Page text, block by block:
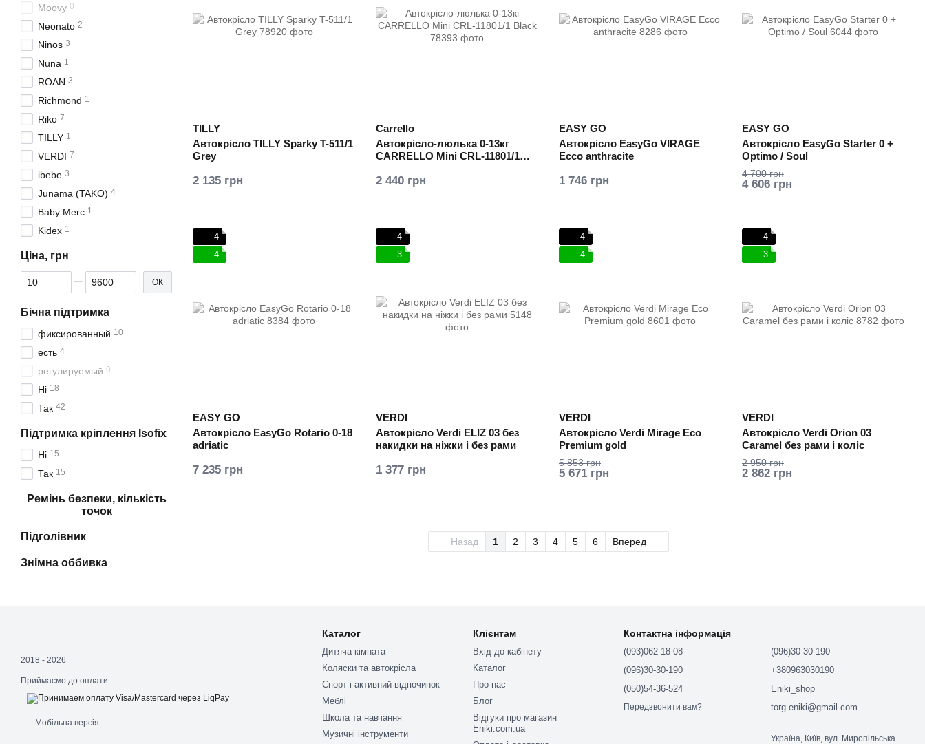
TILLY
Автокрісло TILLY Sparky T-511/1
Grey
2 135 грн
Carrello
Автокрісло-люлька 0-13кг
CARRELLO Mini CRL-11801/1
2 440 грн
EASY GO
Автокрісло EasyGo VIRAGE
Ecco anthracite
1 746 грн
EASY GO
Автокрісло EasyGo Starter 0 +
Optimo / Soul
4 700 грн
4 606 грн
4
4
EASY GO
Автокрісло EasyGo Rotario 0-18
adriatic
7 235 грн
4
3
VERDI
Автокрісло Verdi ELIZ 03 без
накидки на ніжки і без рами
1 377 грн
4
4
VERDI
Автокрісло Verdi Mirage Eco
Premium gold
5 853 грн
5 671 грн
4
3
VERDI
Автокрісло Verdi Orion 03
Caramel без рами і коліс
2 950 грн
2 862 грн
Назад 1 2 3 4 5 6 Вперед
Moovy 0
Neonato 2
Ninos 3
Nuna 1
ROAN 3
Richmond 1
Riko 7
TILLY 1
VERDI 7
ibebe 3
‪Junama (TAKO) 4
Baby Merc 1
Kidex 1
Ціна, грн
Від Ціна, грн
До Ціна, грн ОК
Бічна підтримка
фиксированный 10
есть 4
регулируемый 0
Нi 18
Так 42
Підтримка кріплення Isofix
Нi 15
Так 15
Ремінь безпеки, кількість
точок
Підголівник
Знімна оббивка
2018 - 2026
Приймаємо до оплати
Мобільна версія
Каталог
Дитяча кімната
Коляски та автокрісла
Спорт і активний відпочинок
Меблі
Школа та навчання
Музичні інструменти
Клієнтам
Вхід до кабінету
Каталог
Про нас
Блог
Відгуки про магазин
Eniki.com.ua
Контактна інформація
(093)062-18-08
(096)30-30-190
(050)54-36-524
Передзвонити вам?
(096)30-30-190
+380963030190
Eniki_shop
torg.eniki@gmail.com
Україна, Київ, вул. Миропільська